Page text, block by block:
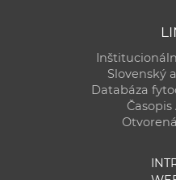
Slovenský
Databáza